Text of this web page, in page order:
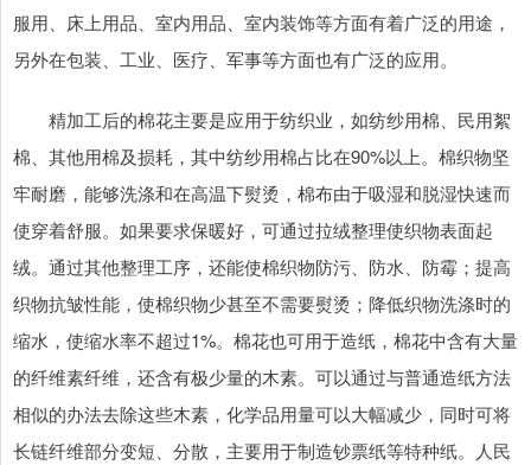
服用、床上用品、室内用品、室内装饰等方面有着广泛的用途，
另外在包装、工业、医疗、军事等方面也有广泛的应用。
精加工后的棉花主要是应用于纺织业，如纺纱用棉、民用絮
棉、其他用棉及损耗，其中纺纱用棉占比在90%以上。棉织物坚
牢耐磨，能够洗涤和在高温下熨烫，棉布由于吸湿和脱湿快速而
使穿着舒服。如果要求保暖好，可通过拉绒整理使织物表面起
绒。通过其他整理工序，还能使棉织物防污、防水、防霉；提高
织物抗皱性能，使棉织物少甚至不需要熨烫；降低织物洗涤时的
缩水，使缩水率不超过1%。棉花也可用于造纸，棉花中含有大量
的纤维素纤维，还含有极少量的木素。可以通过与普通造纸方法
相似的办法去除这些木素，化学品用量可以大幅减少，同时可将
长链纤维部分变短、分散，主要用于制造钞票纸等特种纸。人民